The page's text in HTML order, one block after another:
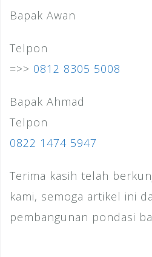
Bapak Awan
Telpon
=>> 0812 8305 5008
Bapak Ahmad
Telpon
0822 1474 5947
Terima kasih telah
kami, semoga artikel ini
pembangunan pondasi